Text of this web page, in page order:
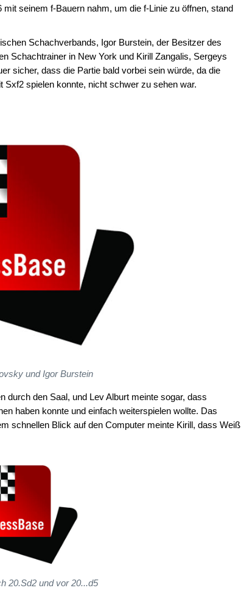
seinem f-Bauern nahm, um die f-Linie zu öffnen, stand
Schachverbands, Igor Burstein, der Besitzer des
Schachtrainer in New York und Kirill Zangalis, Sergeys
sicher, dass die Partie bald vorbei sein würde, da die
Sxf2 spielen konnte, nicht schwer zu sehen war.
und Igor Burstein
durch den Saal, und Lev Alburt meinte sogar, dass
haben konnte und einfach weiterspielen wollte. Das
schnellen Blick auf den Computer meinte Kirill, dass Weiß
20.Sd2 und vor 20...d5